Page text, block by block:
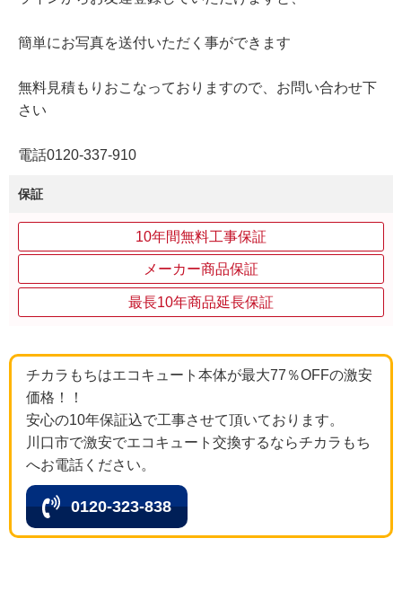
簡単にお写真を送付いただく事ができます
無料見積もりおこなっておりますので、お問い合わせ下
さい
電話0120-337-910
保証
10年間無料工事保証
メーカー商品保証
最長10年商品延長保証
チカラもちはエコキュート本体が最大77％OFFの激安
価格！！
安心の10年保証込で工事させて頂いております。
川口市で激安でエコキュート交換するならチカラもち
へお電話ください。
0120-323-838